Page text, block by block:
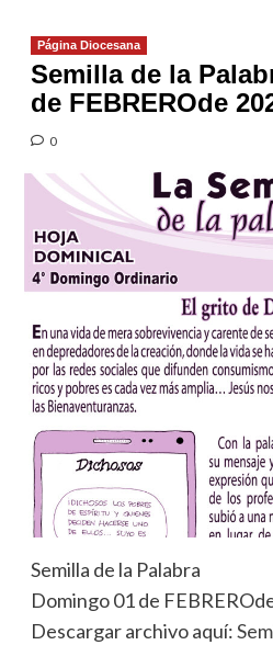
Página Diocesana
Semilla de la
de FEBREROde
0
Semilla de la Palabra
Domingo 01 de
Descargar archivo aquí: